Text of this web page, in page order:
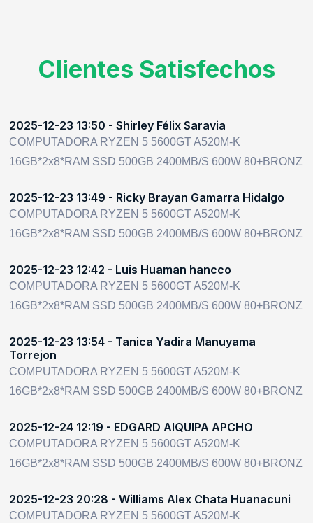
Clientes Satisfechos
2025-12-23 13:50 - Shirley Félix Saravia
COMPUTADORA RYZEN 5 5600GT A520M-K
16GB*2x8*RAM SSD 500GB 2400MB/S 600W 80+BRONZ
2025-12-23 13:49 - Ricky Brayan Gamarra Hidalgo
COMPUTADORA RYZEN 5 5600GT A520M-K
16GB*2x8*RAM SSD 500GB 2400MB/S 600W 80+BRONZ
2025-12-23 12:42 - Luis Huaman hancco
COMPUTADORA RYZEN 5 5600GT A520M-K
16GB*2x8*RAM SSD 500GB 2400MB/S 600W 80+BRONZ
2025-12-23 13:54 - Tanica Yadira Manuyama
Torrejon
COMPUTADORA RYZEN 5 5600GT A520M-K
16GB*2x8*RAM SSD 500GB 2400MB/S 600W 80+BRONZ
2025-12-24 12:19 - EDGARD AIQUIPA APCHO
COMPUTADORA RYZEN 5 5600GT A520M-K
16GB*2x8*RAM SSD 500GB 2400MB/S 600W 80+BRONZ
2025-12-23 20:28 - Williams Alex Chata Huanacuni
COMPUTADORA RYZEN 5 5600GT A520M-K